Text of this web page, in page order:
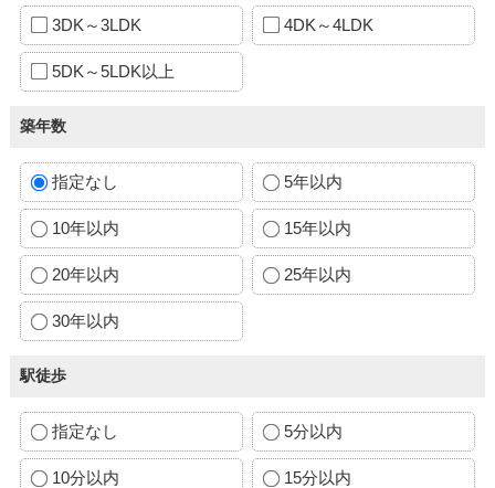
3DK～3LDK 4DK～4LDK
5DK～5LDK以上
築年数
指定なし 5年以内
10年以内 15年以内
20年以内 25年以内
30年以内
駅徒歩
指定なし 5分以内
10分以内 15分以内